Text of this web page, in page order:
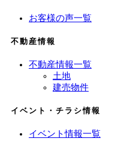
お客様の声一覧
不動産情報
不動産情報一覧
土地
建売物件
イベント・チラシ情報
イベント情報一覧